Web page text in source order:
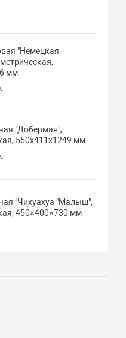
"Немецкая
мм
"Доберман",
550х411х1249 мм
"Чихуахуа "Малыш",
450×400×730 мм